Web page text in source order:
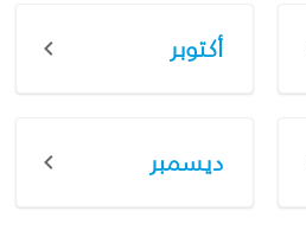
أكتوبر
ديسمبر